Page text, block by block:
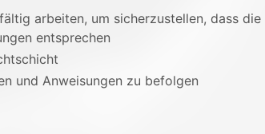
arbeiten, um sicherzustellen, dass die
entsprechen
und Anweisungen zu befolgen